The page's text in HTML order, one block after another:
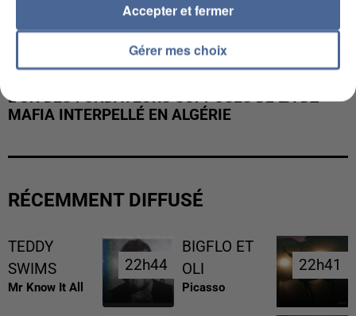
L’UN DES FONDATEURS SUPPOSÉS DE LA DZ
MAFIA INTERPELLÉ EN ALGÉRIE
RÉCEMMENT DIFFUSÉ
TEDDY
SWIMS
Mr Know It All
22h44
22h44
BIGFLO ET
OLI
Picasso
22h41
22h41
Gérer mes choix
Accepter et fermer